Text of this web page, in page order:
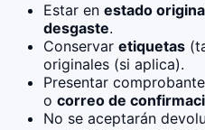
Estar en estado
desgaste.
Conservar etiquetas
originales (si aplica).
Presentar
o correo de
No se aceptarán